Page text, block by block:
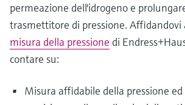
permeazione dell'idrogeno e
trasmettitore di pressione. Affidandovi
misura della pressione di
contare su:
Misura affidabile della pressione